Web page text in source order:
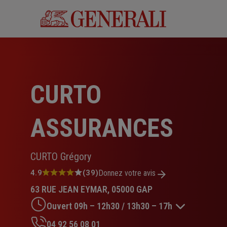
CURTO
ASSURANCES
CURTO Grégory
Note
4.9
sur
5
étoiles
4.9 (39)Donnez votre avis
63 RUE JEAN EYMAR, 05000 GAP
Ouvert 09h – 12h30 / 13h30 – 17h
04 92 56 08 01